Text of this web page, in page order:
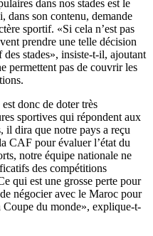
dans nos stades est le
dans son contenu, demande
sportif. «Si cela n’est pas
prendre une telle décision
stades», insiste-t-il, ajoutant
permettent pas de couvrir les
donc de doter très
sportives qui répondent aux
il dira que notre pays a reçu
CAF pour évaluer l’état du
notre équipe nationale ne
des compétitions
qui est une grosse perte pour
négocier avec le Maroc pour
Coupe du monde», explique-t-